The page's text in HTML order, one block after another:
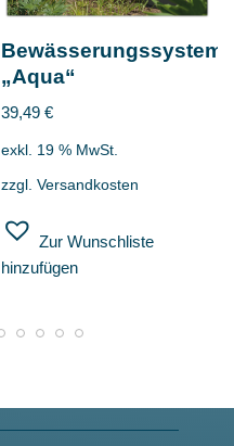
Bewässerungssystem
„Aqua“
39,49 €
exkl. 19 % MwSt.
zzgl. Versandkosten
Zur Wunschliste
hinzufügen